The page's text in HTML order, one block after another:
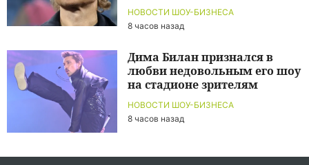
НОВОСТИ ШОУ-БИЗНЕСА
8 часов назад
НОВОСТИ ШОУ-БИЗНЕСА
8 часов назад
Дима Билан признался в
любви недовольным его шоу
на стадионе зрителям